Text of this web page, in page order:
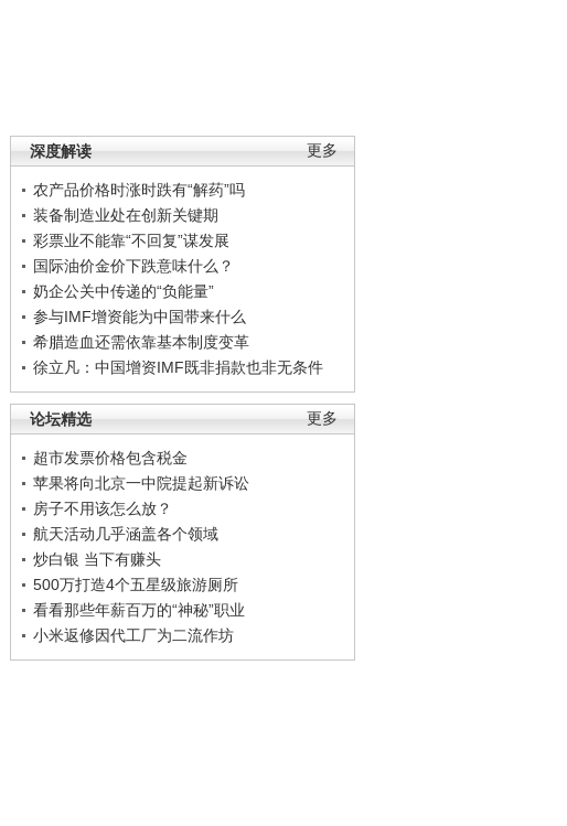
更多
深度解读
农产品价格时涨时跌有“解药”吗
装备制造业处在创新关键期
彩票业不能靠“不回复”谋发展
国际油价金价下跌意味什么？
奶企公关中传递的“负能量”
参与IMF增资能为中国带来什么
希腊造血还需依靠基本制度变革
徐立凡：中国增资IMF既非捐款也非无条件
更多
论坛精选
超市发票价格包含税金
苹果将向北京一中院提起新诉讼
房子不用该怎么放？
航天活动几乎涵盖各个领域
炒白银 当下有赚头
500万打造4个五星级旅游厕所
看看那些年薪百万的“神秘”职业
小米返修因代工厂为二流作坊